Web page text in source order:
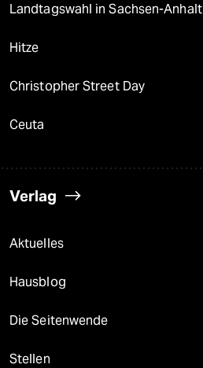
Landtagswahl in Sachsen-Anhalt
Hitze
Christopher Street Day
Ceuta
Verlag
Aktuelles
Hausblog
Die Seitenwende
Stellen